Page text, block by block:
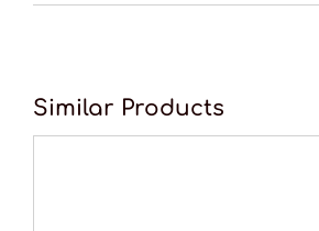
Similar Products